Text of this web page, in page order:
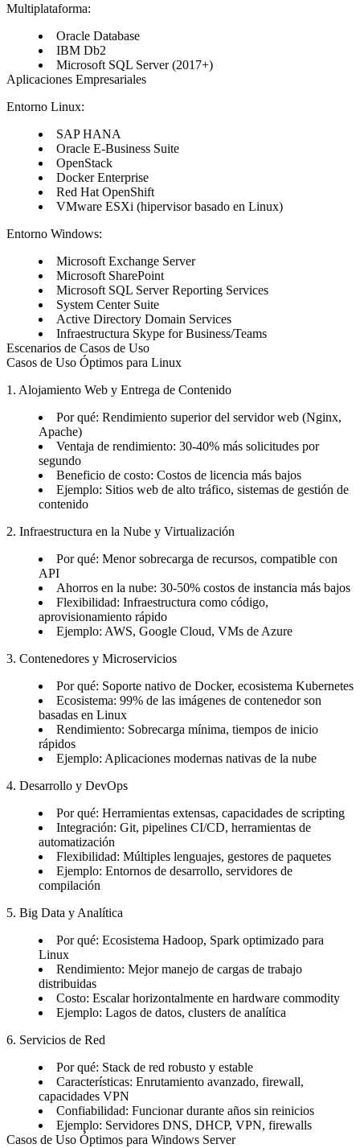
Multiplataforma:
Oracle Database
IBM Db2
Microsoft SQL Server (2017+)
Aplicaciones Empresariales
Entorno Linux:
SAP HANA
Oracle E-Business Suite
OpenStack
Docker Enterprise
Red Hat OpenShift
VMware ESXi (hipervisor basado en Linux)
Entorno Windows:
Microsoft Exchange Server
Microsoft SharePoint
Microsoft SQL Server Reporting Services
System Center Suite
Active Directory Domain Services
Infraestructura Skype for Business/Teams
Escenarios de Casos de Uso
Casos de Uso Óptimos para Linux
1. Alojamiento Web y Entrega de Contenido
Por qué: Rendimiento superior del servidor web (Nginx,
Apache)
Ventaja de rendimiento: 30-40% más solicitudes por
segundo
Beneficio de costo: Costos de licencia más bajos
Ejemplo: Sitios web de alto tráfico, sistemas de gestión de
contenido
2. Infraestructura en la Nube y Virtualización
Por qué: Menor sobrecarga de recursos, compatible con
API
Ahorros en la nube: 30-50% costos de instancia más bajos
Flexibilidad: Infraestructura como código,
aprovisionamiento rápido
Ejemplo: AWS, Google Cloud, VMs de Azure
3. Contenedores y Microservicios
Por qué: Soporte nativo de Docker, ecosistema Kubernetes
Ecosistema: 99% de las imágenes de contenedor son
basadas en Linux
Rendimiento: Sobrecarga mínima, tiempos de inicio
rápidos
Ejemplo: Aplicaciones modernas nativas de la nube
4. Desarrollo y DevOps
Por qué: Herramientas extensas, capacidades de scripting
Integración: Git, pipelines CI/CD, herramientas de
automatización
Flexibilidad: Múltiples lenguajes, gestores de paquetes
Ejemplo: Entornos de desarrollo, servidores de
compilación
5. Big Data y Analítica
Por qué: Ecosistema Hadoop, Spark optimizado para
Linux
Rendimiento: Mejor manejo de cargas de trabajo
distribuidas
Costo: Escalar horizontalmente en hardware commodity
Ejemplo: Lagos de datos, clusters de analítica
6. Servicios de Red
Por qué: Stack de red robusto y estable
Características: Enrutamiento avanzado, firewall,
capacidades VPN
Confiabilidad: Funcionar durante años sin reinicios
Ejemplo: Servidores DNS, DHCP, VPN, firewalls
Casos de Uso Óptimos para Windows Server